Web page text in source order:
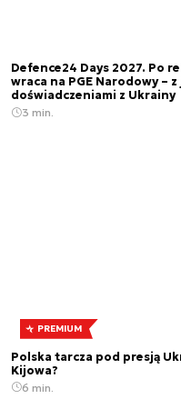
Defence24 Days 2027. Po
wraca na PGE Narodowy –
doświadczeniami z Ukrainy
3 min.
PREMIUM
Polska tarcza pod presją
Kijowa?
6 min.